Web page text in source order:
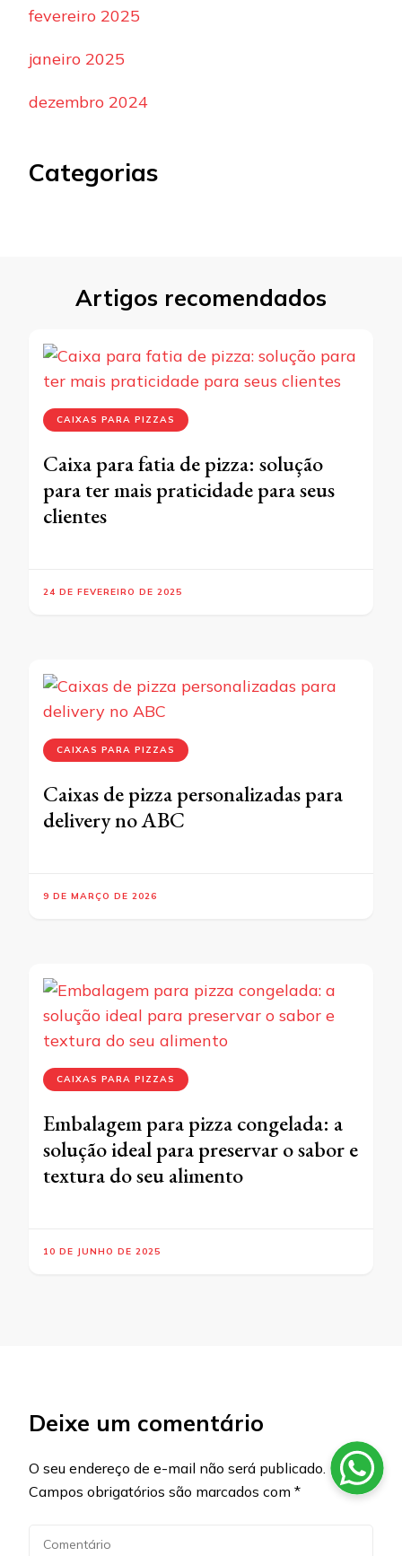
fevereiro 2025
janeiro 2025
dezembro 2024
Categorias
Artigos recomendados
CAIXAS PARA PIZZAS
Caixa para fatia de pizza: solução
para ter mais praticidade para seus
clientes
24 DE FEVEREIRO DE 2025
CAIXAS PARA PIZZAS
Caixas de pizza personalizadas para
delivery no ABC
9 DE MARÇO DE 2026
CAIXAS PARA PIZZAS
Embalagem para pizza congelada: a
solução ideal para preservar o sabor e
textura do seu alimento
10 DE JUNHO DE 2025
Deixe um comentário
O seu endereço de e-mail não será publicado.
Campos obrigatórios são marcados com *